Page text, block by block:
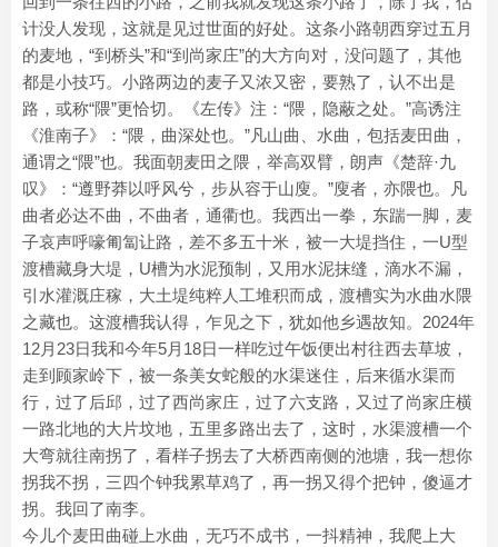
计没人发现，这就是见过世面的好处。这条小路朝西穿过五月
的麦地，“到桥头”和“到尚家庄”的大方向对，没问题了，其他
都是小技巧。小路两边的麦子又浓又密，要熟了，认不出是
路，或称“隈”更恰切。《左传》注：“隈，隐蔽之处。”高诱注
《淮南子》：“隈，曲深处也。”凡山曲、水曲，包括麦田曲，
通谓之“隈”也。我面朝麦田之隈，举高双臂，朗声《楚辞·九
叹》：“遵野莽以呼风兮，步从容于山廋。”廋者，亦隈也。凡
曲者必达不曲，不曲者，通衢也。我西出一拳，东踹一脚，麦
子哀声呼嚎匍匐让路，差不多五十米，被一大堤挡住，一U型
渡槽藏身大堤，U槽为水泥预制，又用水泥抹缝，滴水不漏，
引水灌溉庄稼，大土堤纯粹人工堆积而成，渡槽实为水曲水隈
之藏也。这渡槽我认得，乍见之下，犹如他乡遇故知。2024年
12月23日我和今年5月18日一样吃过午饭便出村往西去草坡，
走到顾家岭下，被一条美女蛇般的水渠迷住，后来循水渠而
行，过了后邱，过了西尚家庄，过了六支路，又过了尚家庄横
一路北地的大片坟地，五里多路出去了，这时，水渠渡槽一个
大弯就往南拐了，看样子拐去了大桥西南侧的池塘，我一想你
拐我不拐，三四个钟我累草鸡了，再一拐又得个把钟，傻逼才
拐。我回了南李。
今儿个麦田曲碰上水曲，无巧不成书，一抖精神，我爬上大